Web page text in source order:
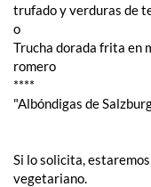
trufado y verduras de
o
Trucha dorada frita en
romero
****
"Albóndigas de
Si lo solicita,
vegetariano.